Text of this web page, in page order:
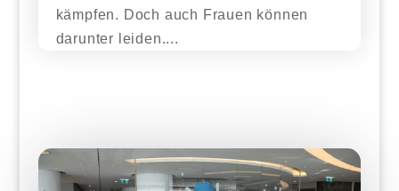
kämpfen. Doch auch Frauen können
darunter leiden....